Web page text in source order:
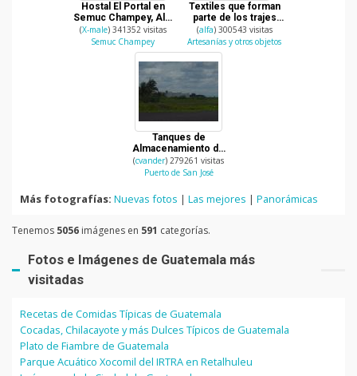
Hostal El Portal en
Semuc Champey, Alta
Verapaz
(X-male) 341352 visitas
Semuc Champey
Textiles que forman
parte de los trajes
tipicos de Guatemala
(alfa) 300543 visitas
Artesanías y otros objetos
Tanques de
Almacenamiento de
gasolina
(cvander) 279261 visitas
Puerto de San José
Más fotografías: Nuevas fotos | Las mejores | Panorámicas
Tenemos 5056 imágenes en 591 categorías.
Fotos e Imágenes de Guatemala más
visitadas
Recetas de Comidas Típicas de Guatemala
Cocadas, Chilacayote y más Dulces Típicos de Guatemala
Plato de Fiambre de Guatemala
Parque Acuático Xocomil del IRTRA en Retalhuleu